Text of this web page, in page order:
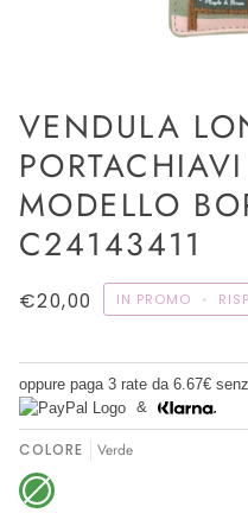
VENDULA
MODELLO
C24143411
€20,00 IN PROMO •
oppure paga 3 rate da 6.67€
&
COLORE Verde
Verde
Variante
esaurita
o